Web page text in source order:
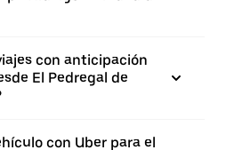
con anticipación
El Pedregal de
con Uber para el